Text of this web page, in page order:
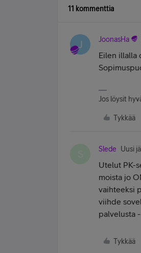
11 kommenttia
J JoonasHa
Eilen illalla
Jos löysit
Tykkää
Slede Uusi
Utelut PK-
moista jo
vaihteeksi
viihde
palvelusta
Tykkää